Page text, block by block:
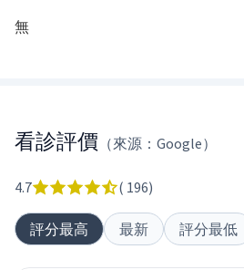
無
看診評價 （來源：Google）
4.7 ( 196)
評分最高 最新 評分最低